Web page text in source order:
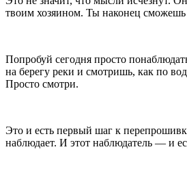
твоим хозяином. Ты наконец сможешь
Попробуй сегодня просто
на берегу реки и смотришь, как по
Просто смотри.
Это и есть первый шаг к
наблюдает. И этот наблюдатель — и